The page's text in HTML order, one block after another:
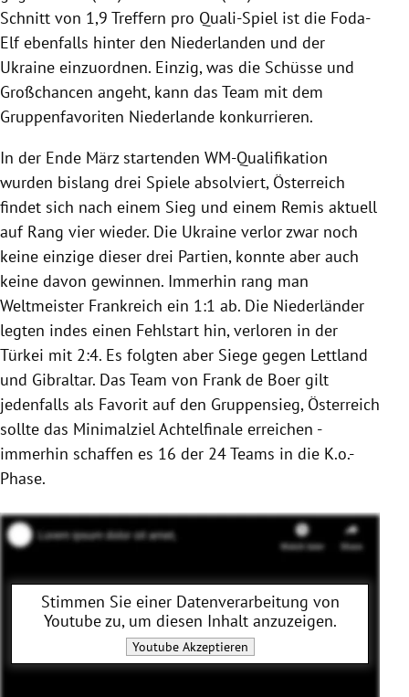
Schnitt von 1,9 Treffern pro Quali-Spiel ist die Foda-
Elf ebenfalls hinter den Niederlanden und der
Ukraine einzuordnen. Einzig, was die Schüsse und
Großchancen angeht, kann das Team mit dem
Gruppenfavoriten Niederlande konkurrieren.
In der Ende März startenden WM-Qualifikation
wurden bislang drei Spiele absolviert, Österreich
findet sich nach einem Sieg und einem Remis aktuell
auf Rang vier wieder. Die Ukraine verlor zwar noch
keine einzige dieser drei Partien, konnte aber auch
keine davon gewinnen. Immerhin rang man
Weltmeister Frankreich ein 1:1 ab. Die Niederländer
legten indes einen Fehlstart hin, verloren in der
Türkei mit 2:4. Es folgten aber Siege gegen Lettland
und Gibraltar. Das Team von Frank de Boer gilt
jedenfalls als Favorit auf den Gruppensieg, Österreich
sollte das Minimalziel Achtelfinale erreichen -
immerhin schaffen es 16 der 24 Teams in die K.o.-
Phase.
Stimmen Sie einer Datenverarbeitung von
Youtubezu, um diesen Inhalt anzuzeigen.
YoutubeAkzeptieren